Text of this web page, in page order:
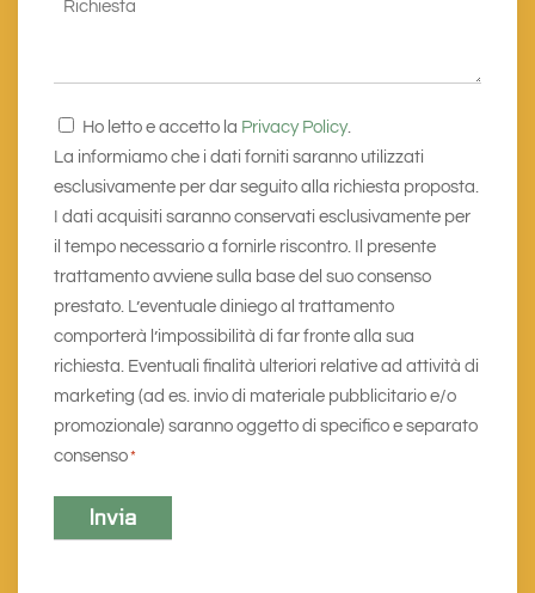
Consenso
*
Ho letto e accetto la Privacy Policy.
La informiamo che i dati forniti saranno utilizzati
esclusivamente per dar seguito alla richiesta proposta.
I dati acquisiti saranno conservati esclusivamente per
il tempo necessario a fornirle riscontro. Il presente
trattamento avviene sulla base del suo consenso
prestato. L’eventuale diniego al trattamento
comporterà l’impossibilità di far fronte alla sua
richiesta. Eventuali finalità ulteriori relative ad attività di
marketing (ad es. invio di materiale pubblicitario e/o
promozionale) saranno oggetto di specifico e separato
consenso*